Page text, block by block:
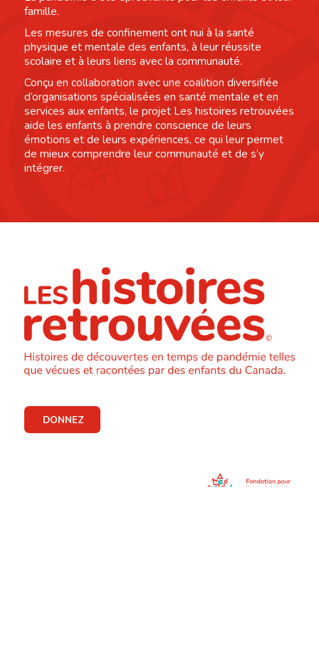
famille.
Les mesures de confinement ont nui à la santé
physique et mentale des enfants, à leur réussite
scolaire et à leurs liens avec la communauté.
Conçu en collaboration avec une coalition diversifiée
d’organisations spécialisées en santé mentale et en
services aux enfants, le projet Les histoires retrouvées
aide les enfants à prendre conscience de leurs
émotions et de leurs expériences, ce qui leur permet
de mieux comprendre leur communauté et de s’y
intégrer.
DONNEZ